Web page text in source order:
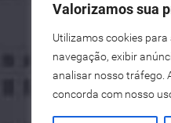
Valorizamos sua
Utilizamos cookies
navegação, exibir
analisar nosso tráfego.
concorda com nosso
See here an
Vea aquí una